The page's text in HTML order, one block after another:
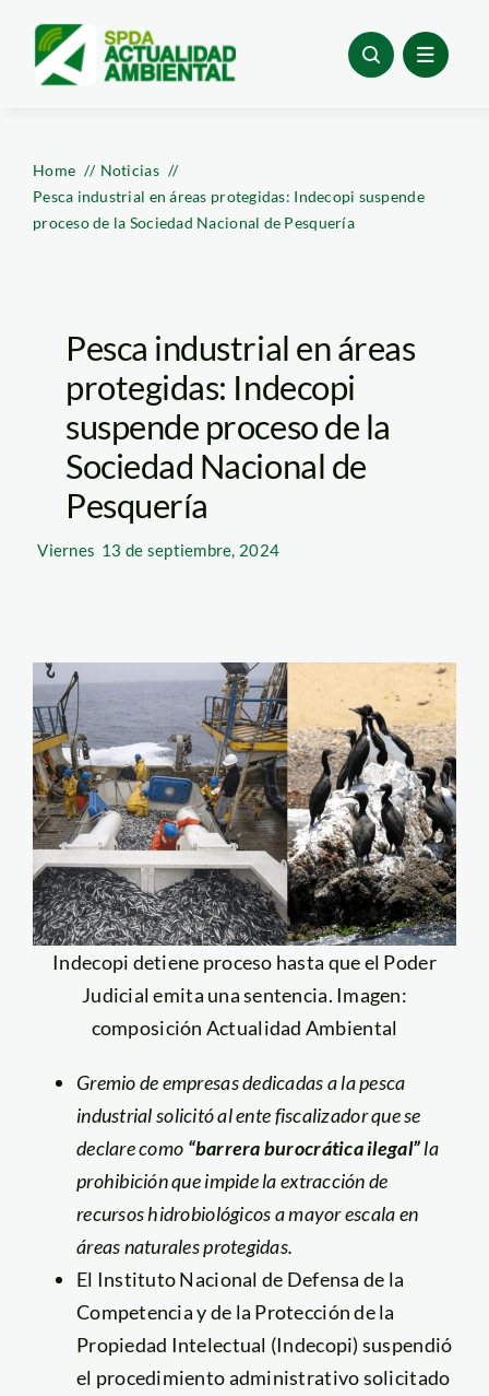
content
Home
Noticias
Pesca industrial en áreas protegidas: Indecopi suspende
proceso de la Sociedad Nacional de Pesquería
Pesca industrial en áreas
protegidas: Indecopi
suspende proceso de la
Sociedad Nacional de
Pesquería
Viernes 13 de septiembre, 2024
Indecopi detiene proceso hasta que el Poder
Judicial emita una sentencia. Imagen:
composición Actualidad Ambiental
Gremiode empresas dedicadas a la pesca
industrialsolicitó al ente fiscalizador que se
declare como “barrera burocrática ilegal”la
prohibición que impide la extracción de
recursos hidrobiológicos a mayor escala en
áreas naturales protegidas.
El Instituto Nacional de Defensa de la
Competencia y de la Protección de la
Propiedad Intelectual (Indecopi) suspendió
el procedimiento administrativo solicitado